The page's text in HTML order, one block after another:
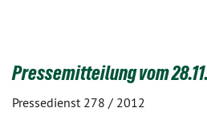
Pressemitteilung vom
Pressedienst 278 / 2012